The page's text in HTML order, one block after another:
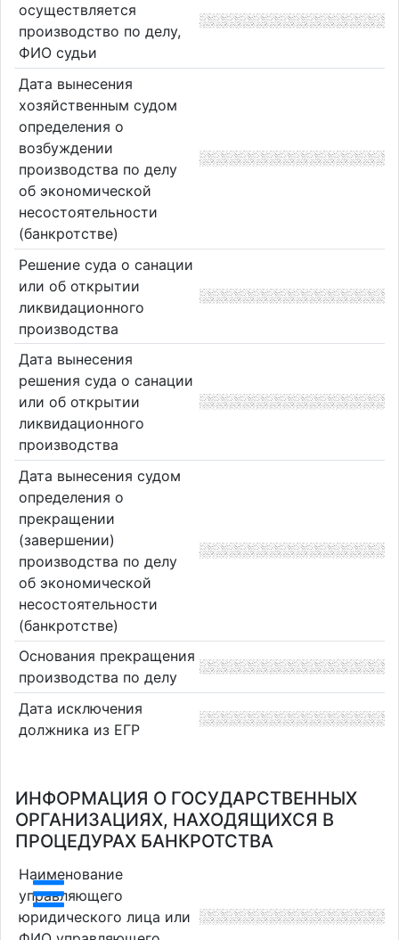
осуществляется
производство по делу,
ФИО судьи
Дата вынесения
хозяйственным судом
определения о
возбуждении
производства по делу
об экономической
несостоятельности
(банкротстве)
Решение суда о санации
или об открытии
ликвидационного
производства
Дата вынесения
решения суда о санации
или об открытии
ликвидационного
производства
Дата вынесения судом
определения о
прекращении
(завершении)
производства по делу
об экономической
несостоятельности
(банкротстве)
Основания прекращения
производства по делу
Дата исключения
должника из ЕГР
ИНФОРМАЦИЯ О ГОСУДАРСТВЕННЫХ
ОРГАНИЗАЦИЯХ, НАХОДЯЩИХСЯ В
ПРОЦЕДУРАХ БАНКРОТСТВА
Наименование
управляющего
юридического лица или